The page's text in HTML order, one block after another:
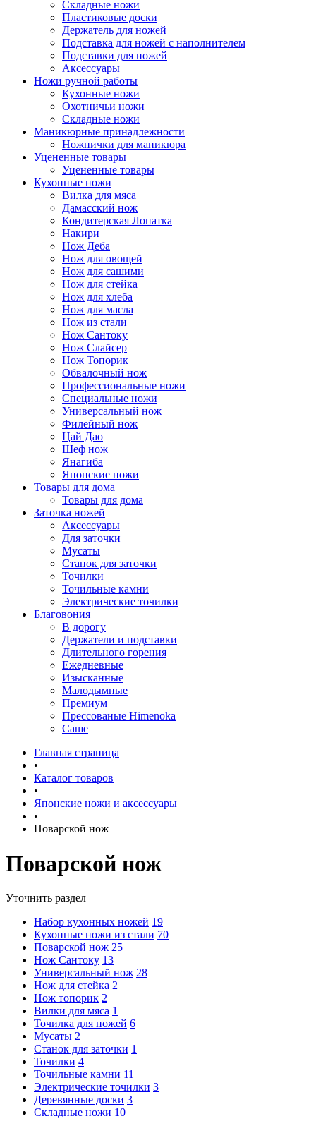
Складные ножи
Пластиковые доски
Держатель для ножей
Подставка для ножей с наполнителем
Подставки для ножей
Аксессуары
Ножи ручной работы
Кухонные ножи
Охотничьи ножи
Складные ножи
Маникюрные принадлежности
Ножнички для маникюра
Уцененные товары
Уцененные товары
Кухонные ножи
Вилка для мяса
Дамасский нож
Кондитерская Лопатка
Накири
Нож Деба
Нож для овощей
Нож для сашими
Нож для стейка
Нож для хлеба
Нож для масла
Нож из стали
Нож Сантоку
Нож Слайсер
Нож Топорик
Обвалочный нож
Профессиональные ножи
Специальные ножи
Универсальный нож
Филейный нож
Цай Дао
Шеф нож
Янагиба
Японские ножи
Товары для дома
Товары для дома
Заточка ножей
Аксессуары
Для заточки
Мусаты
Станок для заточки
Точилки
Точильные камни
Электрические точилки
Благовония
В дорогу
Держатели и подставки
Длительного горения
Ежедневные
Изысканные
Малодымные
Премиум
Прессованые Himenoka
Саше
Главная страница
•
Каталог товаров
•
Японские ножи и аксессуары
•
Поварской нож
Поварской нож
Уточнить раздел
Набор кухонных ножей 19
Кухонные ножи из стали 70
Поварской нож 25
Нож Сантоку 13
Универсальный нож 28
Нож для стейка 2
Нож топорик 2
Вилки для мяса 1
Точилка для ножей 6
Мусаты 2
Станок для заточки 1
Точилки 4
Точильные камни 11
Электрические точилки 3
Деревянные доски 3
Складные ножи 10